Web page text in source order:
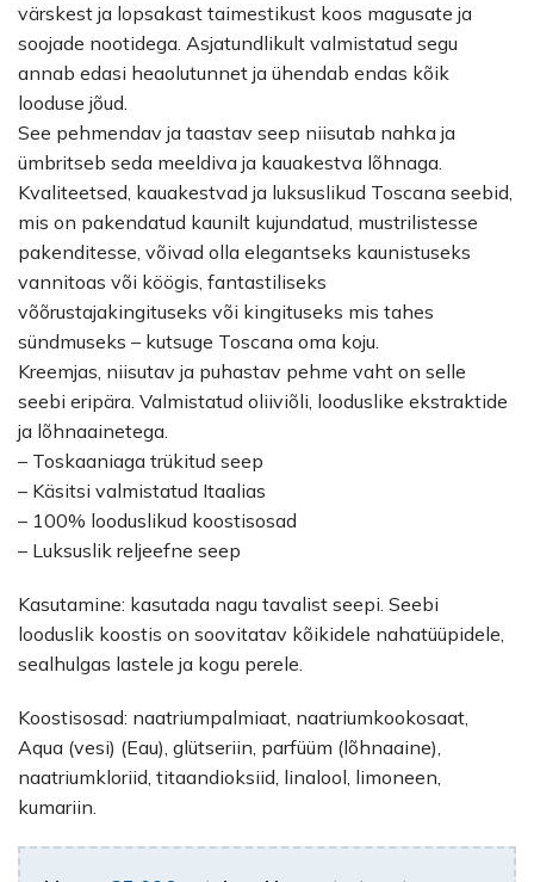
värskest ja lopsakast taimestikust koos magusate ja
soojade nootidega. Asjatundlikult valmistatud segu
annab edasi heaolutunnet ja ühendab endas kõik
looduse jõud.
See pehmendav ja taastav seep niisutab nahka ja
ümbritseb seda meeldiva ja kauakestva lõhnaga.
Kvaliteetsed, kauakestvad ja luksuslikud Toscana seebid,
mis on pakendatud kaunilt kujundatud, mustrilistesse
pakenditesse, võivad olla elegantseks kaunistuseks
vannitoas või köögis, fantastiliseks
võõrustajakingituseks või kingituseks mis tahes
sündmuseks – kutsuge Toscana oma koju.
Kreemjas, niisutav ja puhastav pehme vaht on selle
seebi eripära. Valmistatud oliiviõli, looduslike ekstraktide
ja lõhnaainetega.
– Toskaaniaga trükitud seep
– Käsitsi valmistatud Itaalias
– 100% looduslikud koostisosad
– Luksuslik reljeefne seep
Kasutamine: kasutada nagu tavalist seepi. Seebi
looduslik koostis on soovitatav kõikidele nahatüüpidele,
sealhulgas lastele ja kogu perele.
Koostisosad: naatriumpalmiaat, naatriumkookosaat,
Aqua (vesi) (Eau), glütseriin, parfüüm (lõhnaaine),
naatriumkloriid, titaandioksiid, linalool, limoneen,
kumariin.